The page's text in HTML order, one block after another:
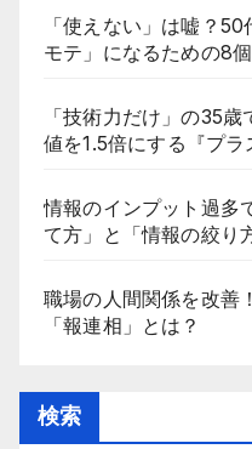
「使えない」は嘘？
モテ」になるための8
「技術力だけ」の35
値を1.5倍にする『プ
情報のインプット過多
て方」と「情報の絞り
職場の人間関係を改善
「報連相」とは？
検索